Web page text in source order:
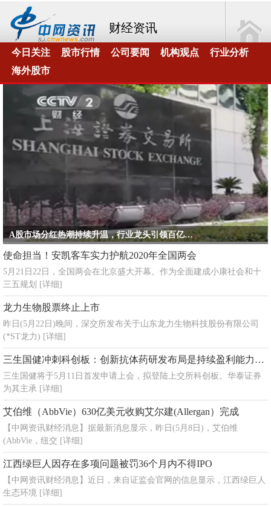
财经资讯
今日关注 股市行情 公司要闻 机构观点
行业分析
海外股市
A股市场分红热潮持续升温，行业龙头引领百亿元分红新趋势
使命担当！安凯客车实力护航2020年全国两会
5月21日22日，全国两会在北京盛大开幕。作为全面建成小康社会和十
三五规划 [详细]
龙力生物股票终止上市
昨日(5月22日)晚间，深交所发布关于山东龙力生物科技股份有限公司
(*ST龙力) [详细]
三生国健冲刺科创板：创新抗体药研发布局是持续盈利能力关键
三生国健将于5月11日首发申请上会，拟登陆上交所科创板。华泰证券
为其主承 [详细]
艾伯维（AbbVie）630亿美元收购艾尔建(Allergan）完成
【中网资讯财经消息】据最新消息显示，昨日(5月8日)，艾伯维
(AbbVie，纽交 [详细]
江西绿巨人因存在多项问题被罚36个月内不得IPO
【中网资讯财经消息】近日，来自证监会官网的信息显示，江西绿巨人
生态环境 [详细]